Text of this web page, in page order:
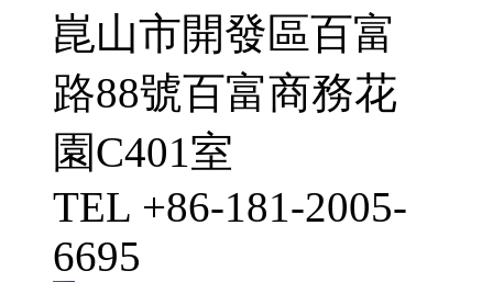
崑山市開發區百富
路88號百富商務花
園C401室
TEL +86-181-2005-
6695